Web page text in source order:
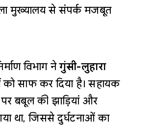
मुख्यालय से संपर्क मजबूत
विभाग नेगुंसी-लुहारा
साफ कर दिया है। सहायक
बबूल की झाड़ियां और
गया था, जिससे दुर्घटनाओं का